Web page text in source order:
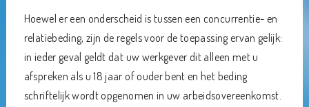
Hoewel er een onderscheid is tussen een concurrentie- en
relatiebeding, zijn de regels voor de toepassing ervan gelijk:
in ieder geval geldt dat uw werkgever dit alleen met u
afspreken als u 18 jaar of ouder bent en het beding
schriftelijk wordt opgenomen in uw arbeidsovereenkomst.